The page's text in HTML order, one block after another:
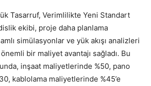
Tasarruf, Verimlilikte Yeni Standart
ekibi, proje daha planlama
simülasyonlar ve yük akışı analizleri
bir maliyet avantajı sağladı. Bu
inşaat maliyetlerinde %50, pano
kablolama maliyetlerinde %45’e